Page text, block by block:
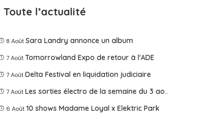
Toute l’actualité
8 Août Sara Landry annonce un album
7 Août Tomorrowland Expo de retour à l'ADE
7 Août Delta Festival en liquidation judiciaire
7 Août Les sorties électro de la semaine du 3 août 2026
6 Août 10 shows Madame Loyal x Elektric Park